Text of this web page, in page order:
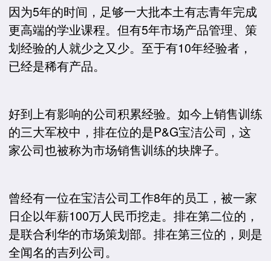
因为5年的时间，足够一大批本土有志青年完成
更高端的学业课程。但有5年市场产品管理、策
划经验的人就少之又少。至于有10年经验者，
已经是稀有产品。
好到上有影响的公司积累经验。如今上销售训练
的三大军校中，排在位的是P&G宝洁公司，这
家公司也被称为市场销售训练的块牌子。
曾经有一位在宝洁公司工作8年的员工，被一家
日企以年薪100万人民币挖走。排在第二位的，
是联合利华的市场策划部。排在第三位的，则是
全闻名的吉列公司。